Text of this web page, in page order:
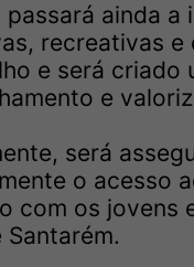
passará ainda
recreativas e
e será criado
e
será
o acesso
com os jovens